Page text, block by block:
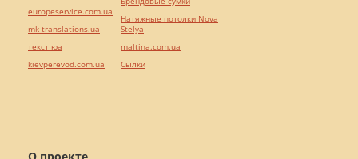
europeservice.com.ua
mk-translations.ua
текст юа
kievperevod.com.ua
Натяжные потолки Nova
Stelya
maltina.com.ua
Cылки